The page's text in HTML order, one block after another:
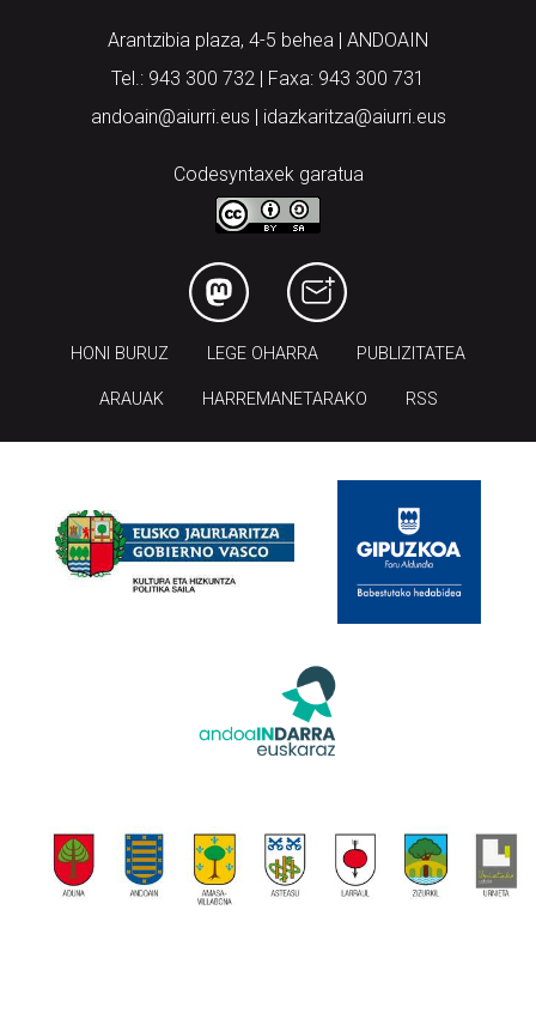
Arantzibia plaza, 4-5 behea | ANDOAIN
Tel.: 943 300 732 | Faxa: 943 300 731
andoain@aiurri.eus | idazkaritza@aiurri.eus
Codesyntaxek garatua
HONI BURUZ LEGE OHARRA PUBLIZITATEA
ARAUAK HARREMANETARAKO RSS